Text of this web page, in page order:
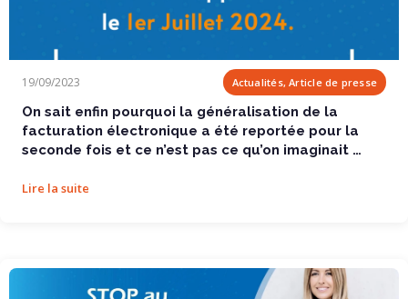
On sait enfin pourquoi la généralisation de la...
19/09/2023 Actualités, Article de presse
On sait enfin pourquoi la généralisation de la
facturation électronique a été reportée pour la
seconde fois et ce n’est pas ce qu’on imaginait …
Lire la suite